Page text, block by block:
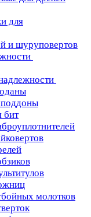
для
и шуруповертов
бит
молотков